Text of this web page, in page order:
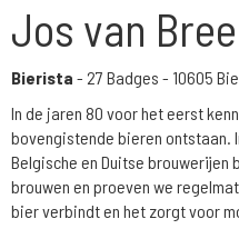
Jos van Bree
Bierista - 27 Badges - 10605
In de jaren 80 voor het eerst
bovengistende bieren ontstaan.
Belgische en Duitse brouwerijen
brouwen en proeven we
bier verbindt en het zorgt voor